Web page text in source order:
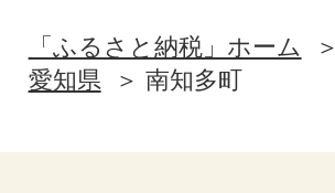
「ふるさと納税」ホーム
愛知県
南知多町